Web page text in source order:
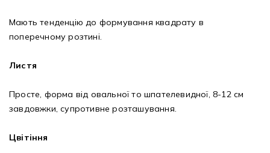
Мають тенденцію до формування квадрату в
поперечному розтині.
Листя
Просте, форма від овальної то шпателевидної, 8-12 см
завдовжки, супротивне розташування.
Цвітіння